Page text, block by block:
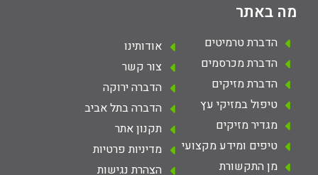
מה באתר
הדברת טרמיטים
הדברת מכרסמים
הדברת מזיקים
טיפול במזיקי עץ
מגדיר מזיקים
טיפים ומידע מקצועי
מן התקשורת
אודותינו
צור קשר
הדברה ירוקה
הדברה בתל אביב
תקנון אתר
מדיניות פרטיות
הצהרת נגישות